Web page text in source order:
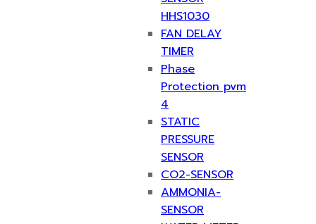
HHS1030
FAN DELAY
TIMER
Phase
Protection pvm
4
STATIC
PRESSURE
SENSOR
CO2-SENSOR
AMMONIA-
SENSOR